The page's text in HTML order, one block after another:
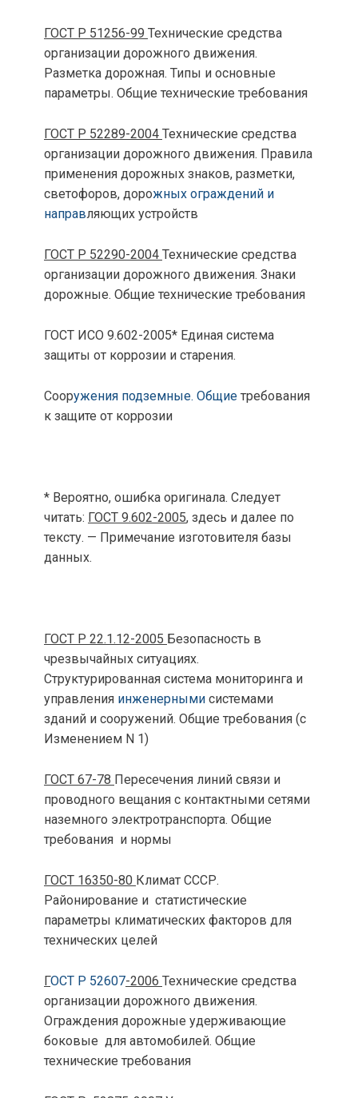
ГОСТ Р 51256-99 Технические средства
организации дорожного движения.
Разметка дорожная. Типы и основные
параметры. Общие технические требования
ГОСТ Р 52289-2004 Технические средства
организации дорожного движения. Правила
применения дорожных знаков, разметки,
светофоров, дорожных ограждений и
направляющих устройств
ГОСТ Р 52290-2004 Технические средства
организации дорожного движения. Знаки
дорожные. Общие технические требования
ГОСТ ИСО 9.602-2005* Единая система
защиты от коррозии и старения.
Сооружения подземные. Общие требования
к защите от коррозии
* Вероятно, ошибка оригинала. Следует
читать: ГОСТ 9.602-2005, здесь и далее по
тексту. — Примечание изготовителя базы
данных.
ГОСТ Р 22.1.12-2005 Безопасность в
чрезвычайных ситуациях.
Структурированная система мониторинга и
управления инженерными системами
зданий и сооружений. Общие требования (с
Изменением N 1)
ГОСТ 67-78 Пересечения линий связи и
проводного вещания с контактными сетями
наземного электротранспорта. Общие
требования и нормы
ГОСТ 16350-80 Климат СССР.
Районирование и статистические
параметры климатических факторов для
технических целей
ГОСТ Р 52607-2006 Технические средства
организации дорожного движения.
Ограждения дорожные удерживающие
боковые для автомобилей. Общие
технические требования